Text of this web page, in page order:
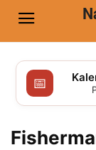
📅